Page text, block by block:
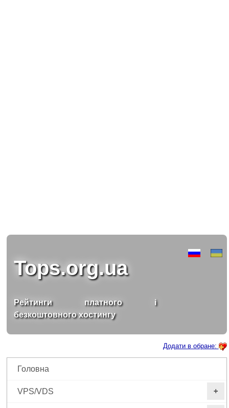
Tops.org.ua
Рейтинги платного і
безкоштовного хостингу
Додати в обране:
Головна
+
VPS/VDS